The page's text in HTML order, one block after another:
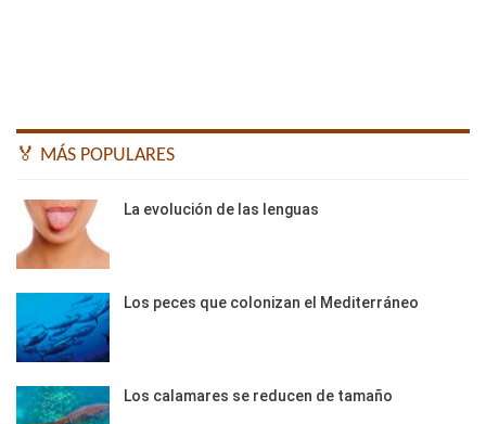
🏅 MÁS POPULARES
La evolución de las lenguas
Los peces que colonizan el Mediterráneo
Los calamares se reducen de tamaño